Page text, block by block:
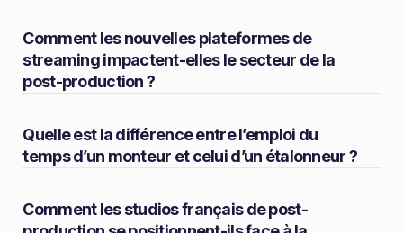
Comment les nouvelles plateformes de
streaming impactent-elles le secteur de la
post-production ?
Quelle est la différence entre l’emploi du
temps d’un monteur et celui d’un étalonneur ?
Comment les studios français de post-